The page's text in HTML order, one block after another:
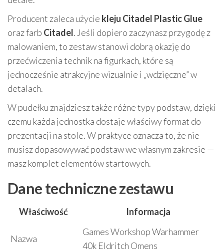
Producent zaleca użycie kleju Citadel Plastic Glue
oraz farb Citadel. Jeśli dopiero zaczynasz przygodę z
malowaniem, to zestaw stanowi dobrą okazję do
przećwiczenia technik na figurkach, które są
jednocześnie atrakcyjne wizualnie i „wdzięczne” w
detalach.
W pudełku znajdziesz także różne typy podstaw, dzięki
czemu każda jednostka dostaje właściwy format do
prezentacji na stole. W praktyce oznacza to, że nie
musisz dopasowywać podstaw we własnym zakresie —
masz komplet elementów startowych.
Dane techniczne zestawu
Właściwość Informacja
Nazwa
Games Workshop Warhammer
40k Eldritch Omens